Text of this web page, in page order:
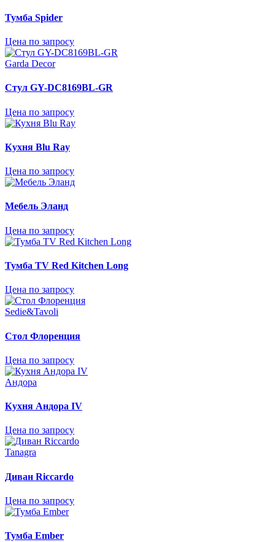
Тумба Spider
Цена по запросу
Garda Decor
Стул GY-DC8169BL-GR
Цена по запросу
Кухня Blu Ray
Цена по запросу
Мебель Эланд
Цена по запросу
Тумба TV Red Kitchen Long
Цена по запросу
Sedie&Tavoli
Стол Флоренция
Цена по запросу
Андора
Кухня Андора IV
Цена по запросу
Tanagra
Диван Riccardo
Цена по запросу
Тумба Ember